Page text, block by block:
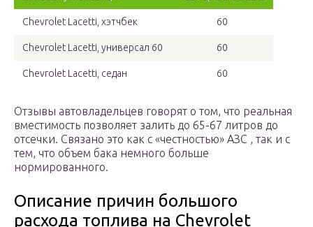
Chevrolet Lacetti, хэтчбек 60
Chevrolet Lacetti, универсал 60 60
Chevrolet Lacetti, седан 60
Отзывы автовладельцев говорят о том, что реальная
вместимость позволяет залить до 65-67 литров до
отсечки. Связано это как с «честностью» АЗС , так и с
тем, что объем бака немного больше
нормированного.
Описание причин большого
расхода топлива на Chevrolet